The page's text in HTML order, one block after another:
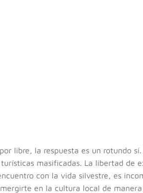
libre, la respuesta es un rotundo
masificadas. La libertad de
con la vida silvestre, es
en la cultura local de